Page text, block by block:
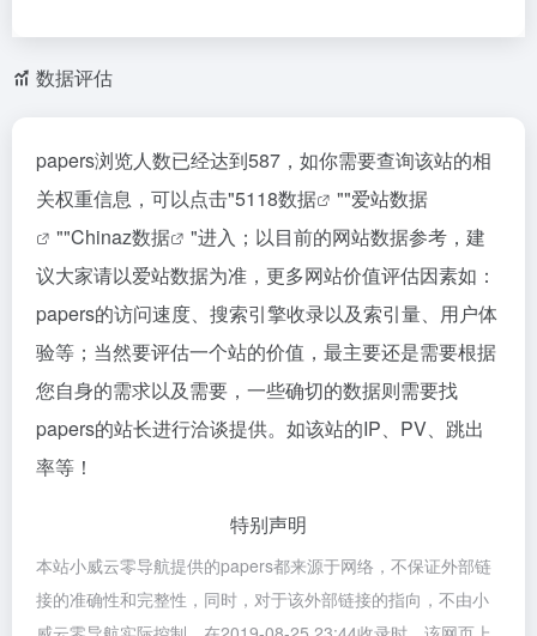
数据评估
papers浏览人数已经达到587，如你需要查询该站的相
关权重信息，可以点击"5118数据 ""爱站数据
""Chinaz数据
"进入；以目前的网站数据参考，建
议大家请以爱站数据为准，更多网站价值评估因素如：
papers的访问速度、搜索引擎收录以及索引量、用户体
验等；当然要评估一个站的价值，最主要还是需要根据
您自身的需求以及需要，一些确切的数据则需要找
papers的站长进行洽谈提供。如该站的IP、PV、跳出
率等！
特别声明
本站小威云零导航提供的papers都来源于网络，不保证外部链
接的准确性和完整性，同时，对于该外部链接的指向，不由小